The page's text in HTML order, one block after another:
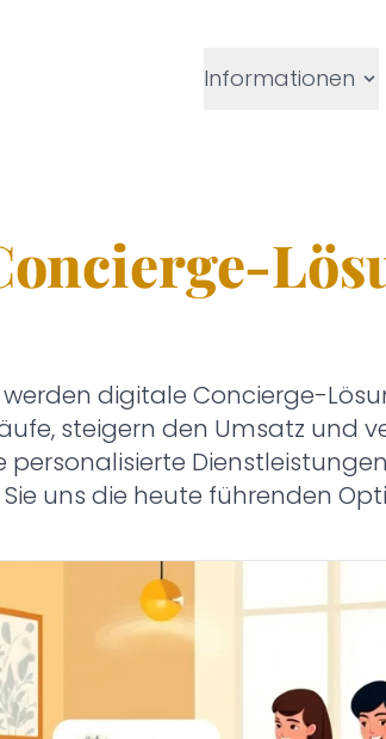
Informationen
digitale Concierge-
steigern den Umsatz und
personalisierte
uns die heute führenden